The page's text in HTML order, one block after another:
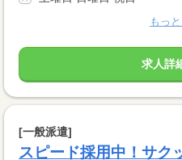
もっ
求人詳
[一般派遣]
スピード採用中！サ